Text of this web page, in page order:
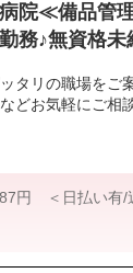
院≪備品管
務♪無資格未
タリの職場をご
どお気軽にご相
円 ＜日払い有/
含む)＞